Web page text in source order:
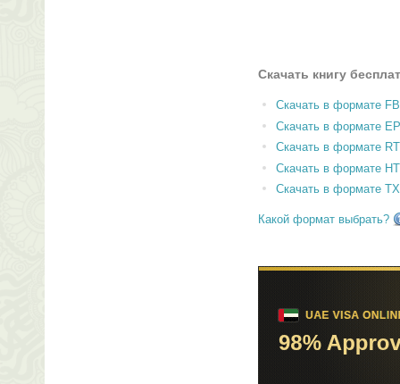
Скачать книгу
Скачать в формате
Скачать в формате
Скачать в формате
Скачать в формате
Скачать в формате
Какой формат выбрать?